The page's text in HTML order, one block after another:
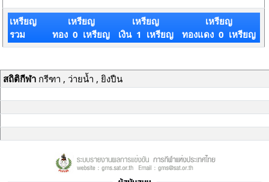
เหรียญ
รวม
เหรียญ
ทอง 0 เหรียญ
เหรียญ
เงิน 1 เหรียญ
เหรียญ
ทองแดง 0 เหรียญ
สถิติกีฬากรีฑา , ว่ายน้ำ , ยิงปืน